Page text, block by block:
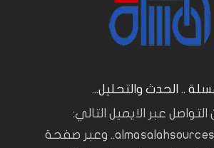
.. الحدث والتحليل...
عبر الايميل التالي:
almasalahsources@gmail.com.. وعبر صفحة